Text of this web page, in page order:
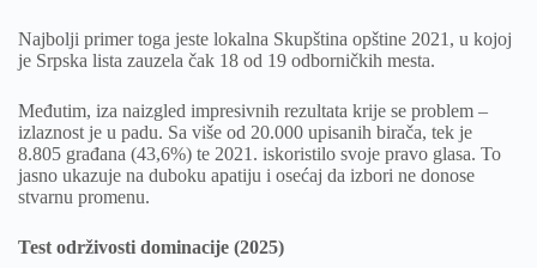
Najbolji primer toga jeste lokalna Skupština opštine 2021, u kojoj
je Srpska lista zauzela čak 18 od 19 odborničkih mesta.
Međutim, iza naizgled impresivnih rezultata krije se problem –
izlaznost je u padu. Sa više od 20.000 upisanih birača, tek je
8.805 građana (43,6%) te 2021. iskoristilo svoje pravo glasa. To
jasno ukazuje na duboku apatiju i osećaj da izbori ne donose
stvarnu promenu.
Test održivosti dominacije (2025)